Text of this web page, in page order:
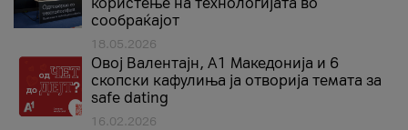
сообраќајот
18.05.2026
Овој Валентајн, A1 Македонија и 6
скопски кафулиња ја отворија темата за
safe dating
16.02.2026